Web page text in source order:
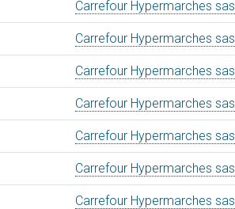
Carrefour Hypermarches sas
Carrefour Hypermarches sas
Carrefour Hypermarches sas
Carrefour Hypermarches sas
Carrefour Hypermarches sas
Carrefour Hypermarches sas
Carrefour Hypermarches sas